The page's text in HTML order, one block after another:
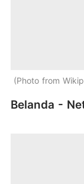
Photo from
Belanda -